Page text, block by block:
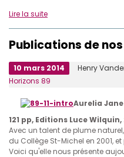
Lire la suite
Publications de
10 mars 2014 Henry
Horizons 89
Aurelia Jane
121 pp, Editions Luce Wilquin,
Avec un talent de plume naturel,
du Collège St-Michel en 2001,
Voici qu'elle nous présente